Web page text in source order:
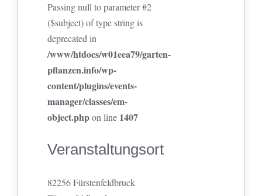
Passing null to parameter #2
($subject) of type string is
deprecated in
/www/htdocs/w01eea79/garten-
pflanzen.info/wp-
content/plugins/events-
manager/classes/em-
object.phpon line 1407
Veranstaltungsort
82256 Fürstenfeldbruck